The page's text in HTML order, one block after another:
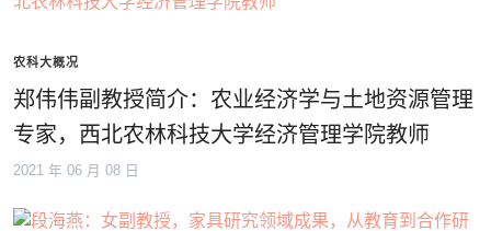
农科大概况
郑伟伟副教授简介：农业经济学与土地资源管理
专家，西北农林科技大学经济管理学院教师
2021 年 06 月 08 日